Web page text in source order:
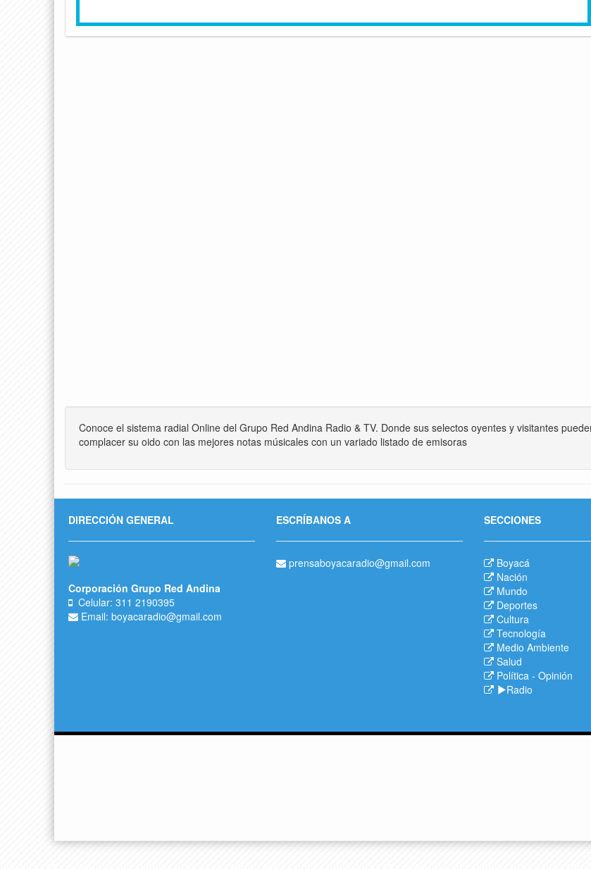
Conoce el sistema radial Online del Grupo Red Andina Radio & TV. Donde sus selectos oyentes y visitantes
complacer su oido con las mejores notas músicales con un variado listado de emisoras
DIRECCIÓN GENERAL
Corporación Grupo Red Andina
Celular: 311 2190395
Email: boyacaradio@gmail.com
ESCRÍBANOS A
prensaboyacaradio@gmail.com
SECCIONES
Boyacá
Nación
Mundo
Deportes
Cultura
Tecnología
Medio Ambiente
Salud
Política - Opinión
Radio